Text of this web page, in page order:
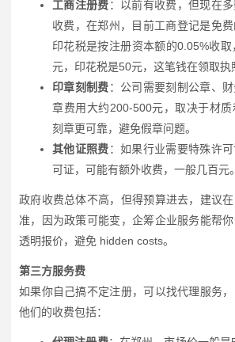
工商注册费：以前有收费，但现在
收费，在郑州，目前工商登记是免费
印花税是按注册资本额的0.05%收
元，印花税是50元，这笔钱在领取执
印章刻制费：公司需要刻制公章、
章费用大约200-500元，取决于材
刻章更可靠，避免假章问题。
其他证照费：如果行业需要特殊许
可证，可能有额外收费，一般几百元。
政府收费总体不高，但得预算进去，建议
准，因为政策可能变，企筹企业服务能帮
透明报价，避免 hidden costs。
第三方服务费
如果你自己搞不定注册，可以找代理服务，
他们的收费包括：